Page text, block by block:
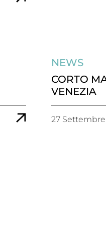
NEWS
CORTO
VENEZIA
27 Settembre